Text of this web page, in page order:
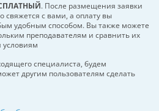
. После размещения заявки
свяжется с вами, а оплату вы
удобным способом. Вы также можете
преподавателям и сравнить их
условиям
специалиста, будем
другим пользователям сделать